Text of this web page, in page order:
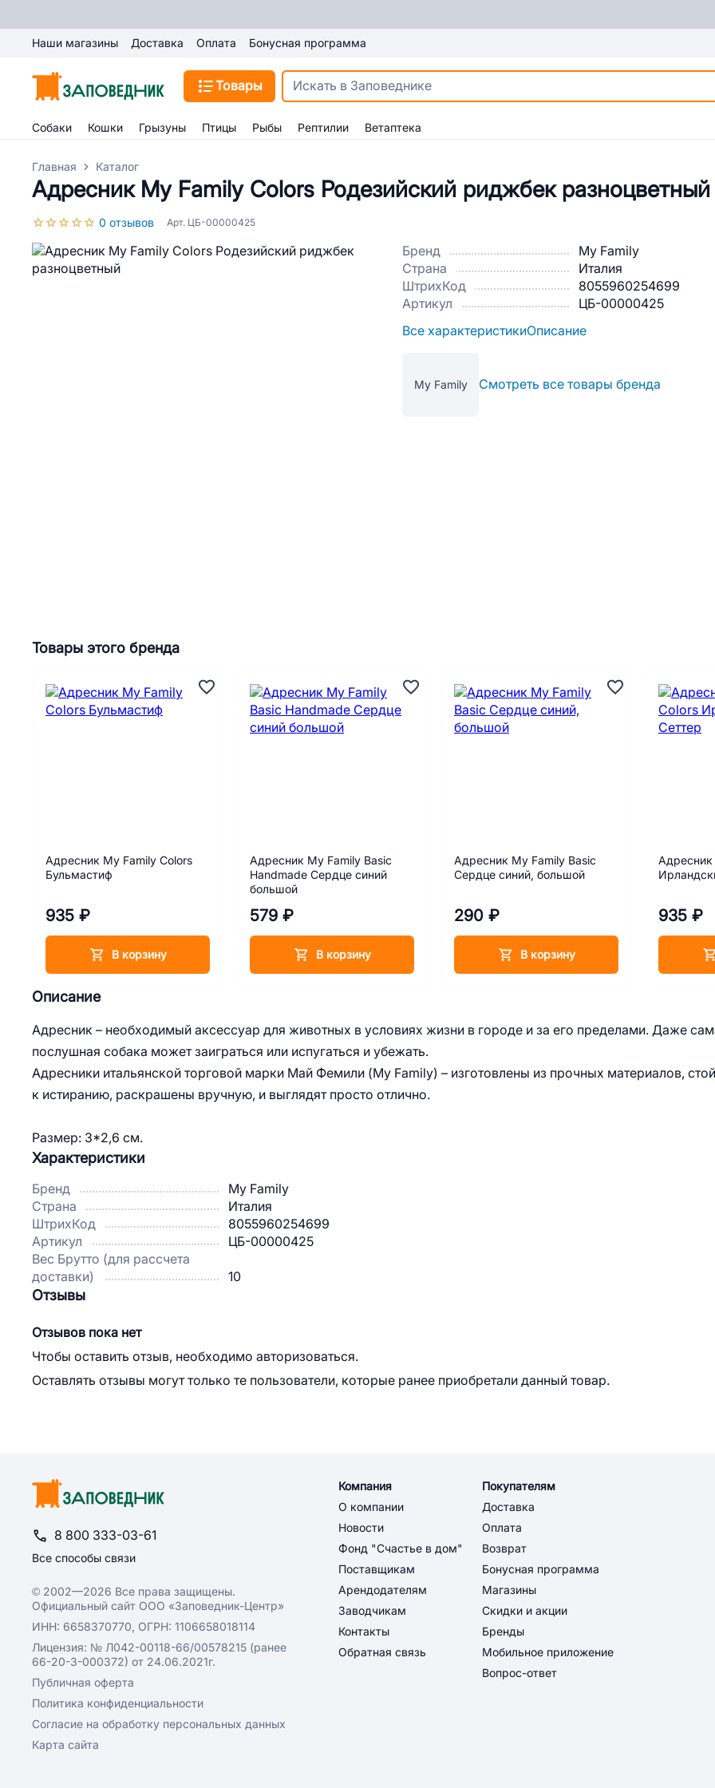
Наши магазины Доставка Оплата Бонусная программа
Товары
Собаки Кошки Грызуны Птицы Рыбы Рептилии Ветаптека
Главная Каталог
Адресник My Family Colors Родезийский риджбек разноцветный
0 отзывов Арт. ЦБ-00000425
Бренд
My Family
Страна
Италия
ШтрихКод
8055960254699
Артикул
ЦБ-00000425
Все характеристикиОписание
My Family Смотреть все товары бренда
Описание
Адресник – необходимый аксессуар для животных в условиях жизни в городе и за его пределами. Даже
послушная собака может заиграться или испугаться и убежать.
Адресники итальянской торговой марки Май Фемили (My Family) – изготовлены из прочных материалов,
к истиранию, раскрашены вручную, и выглядят просто отлично.
Размер: 3*2,6 см.
Товары этого бренда
Адресник My Family Colors
Бульмастиф
935 ₽
В корзину
Адресник My Family Basic
Handmade Сердце синий
большой
579 ₽
В корзину
Адресник My Family Basic
Сердце синий, большой
290 ₽
В корзину
Адресник
935 ₽
Характеристики
Бренд
My Family
Страна
Италия
ШтрихКод
8055960254699
Артикул
ЦБ-00000425
Вес Брутто (для рассчета
доставки)
10
Отзывы
Отзывов пока нет
Чтобы оставить отзыв, необходимо авторизоваться.
Оставлять отзывы могут только те пользователи, которые ранее приобретали данный товар.
8 800 333-03-61
Все способы связи
© 2002—2026 Все права защищены.
Официальный сайт ООО «Заповедник-Центр»
ИНН: 6658370770, ОГРН: 1106658018114
Лицензия: № Л042-00118-66/00578215 (ранее
66-20-3-000372) от 24.06.2021г.
Публичная оферта
Политика конфиденциальности
Согласие на обработку персональных данных
Карта сайта
Компания
О компании
Новости
Фонд "Счастье в дом"
Поставщикам
Арендодателям
Заводчикам
Контакты
Обратная связь
Покупателям
Доставка
Оплата
Возврат
Бонусная программа
Магазины
Скидки и акции
Бренды
Мобильное приложение
Вопрос-ответ